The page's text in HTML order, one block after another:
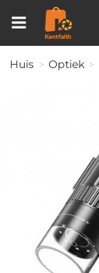
Huis Optiek